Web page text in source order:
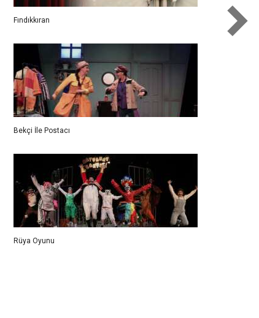
Fındıkkıran
Bekçi İle Postacı
Rüya Oyunu